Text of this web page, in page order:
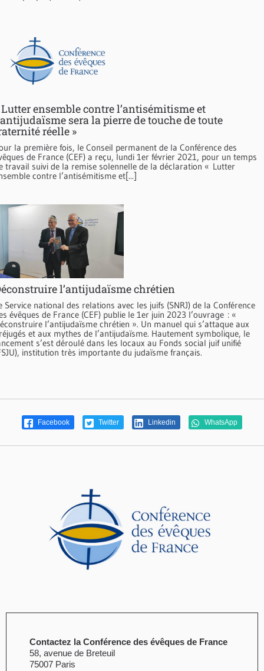
Lutter ensemble contre l’antisémitisme et
sera la pierre de touche de toute
réelle »
la première fois, le Conseil permanent de la Conférence des
de France (CEF) a reçu, lundi 1er février 2021, pour un temps
travail suivi de la remise solennelle de la déclaration « Lutter
contre l’antisémitisme et[...]
l’antijudaïsme chrétien
Service national des relations avec les juifs (SNRJ) de la Conférence
évêques de France (CEF) publie le 1er juin 2023 l’ouvrage : «
l’antijudaïsme chrétien ». Un manuel qui s’attaque aux
et aux mythes de l’antijudaïsme. Hautement symbolique, le
s’est déroulé dans les locaux au Fonds social juif unifié
institution très importante du judaïsme français.
Facebook Twitter Linkedin WhatsApp
Contactez la Conférence des évêques de France
58, avenue de Breteuil
75007 Paris